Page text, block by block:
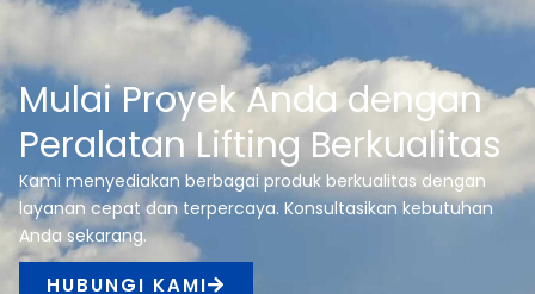
Mulai Proyek Anda dengan
Peralatan Lifting Berkualitas
Kami menyediakan berbagai produk berkualitas dengan
layanan cepat dan terpercaya. Konsultasikan kebutuhan
Anda sekarang.
HUBUNGI KAMI